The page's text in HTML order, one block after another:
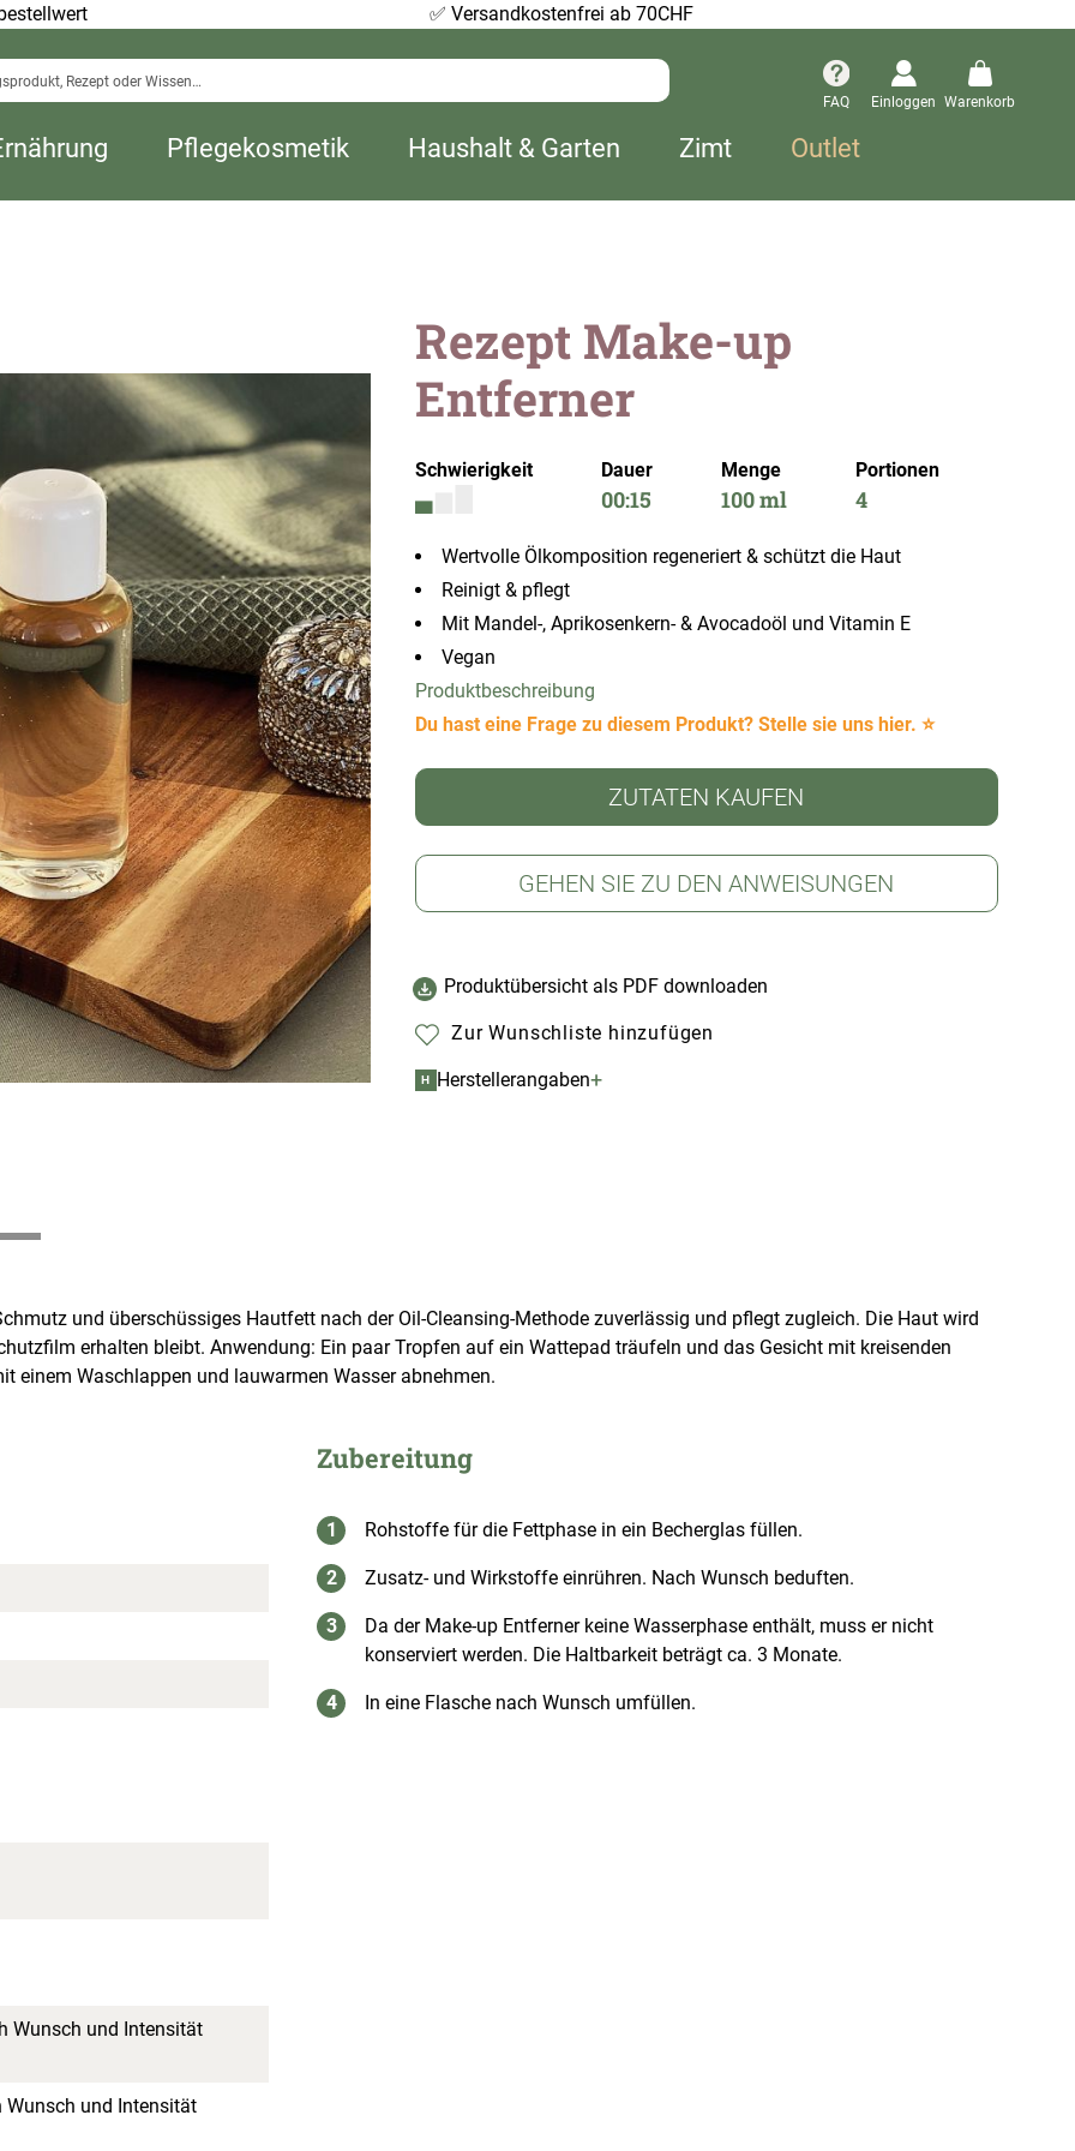
✅Versandkostenfrei ab 70CHF
FAQ Einloggen Warenkorb
Pflegekosmetik Haushalt & Garten Zimt Outlet
Rezept Make-up
Entferner
Schwierigkeit Dauer
00:15
Menge
100 ml
Portionen
4
Wertvolle Ölkomposition regeneriert & schützt die Haut
Reinigt & pflegt
Mit Mandel-, Aprikosenkern- & Avocadoöl und Vitamin E
Vegan
Produktbeschreibung
Du hast eine Frage zu diesem Produkt? Stelle sie uns hier. ⭐
ZUTATEN KAUFEN
GEHEN SIE ZU DEN ANWEISUNGEN
Produktübersicht als PDF downloaden
Zur Wunschliste hinzufügen
H Herstellerangaben+
und überschüssiges Hautfett nach der Oil-Cleansing-Methode zuverlässig und pflegt zugleich. Die Haut wird
erhalten bleibt. Anwendung: Ein paar Tropfen auf ein Wattepad träufeln und das Gesicht mit kreisenden
einem Waschlappen und lauwarmen Wasser abnehmen.
Wunsch und Intensität
und Intensität
Zubereitung
Rohstoffe für die Fettphase in ein Becherglas füllen.
Zusatz- und Wirkstoffe einrühren. Nach Wunsch beduften.
Da der Make-up Entferner keine Wasserphase enthält, muss er nicht
konserviert werden. Die Haltbarkeit beträgt ca. 3 Monate.
In eine Flasche nach Wunsch umfüllen.